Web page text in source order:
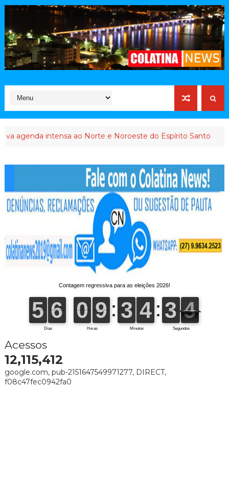
intensa ao Norte e Noroeste do Espírito Santo
Acessos
12,115,412
google.com, pub-2151647549971277, DIRECT,
f08c47fec0942fa0